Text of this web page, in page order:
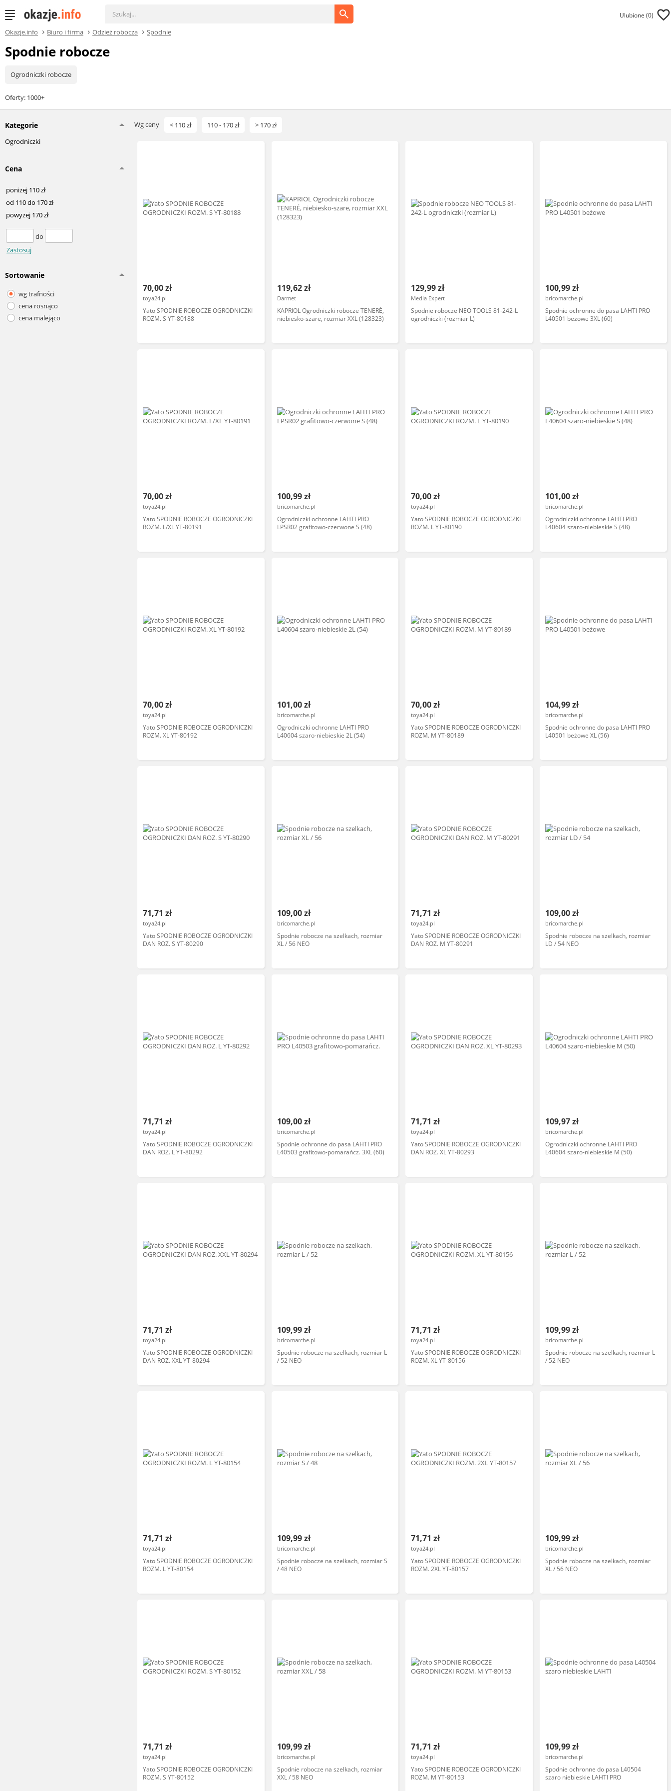
Ulubione (0)
Okazje.info Biuro i firma Odzież robocza Spodnie
Spodnie robocze
Ogrodniczki robocze
Oferty: 1000+
Kategorie
Ogrodniczki
Cena
poniżej 110 zł
od 110 do 170 zł
powyżej 170 zł
do
Zastosuj
Sortowanie
wg trafności
cena rosnąco
cena malejąco
Wg ceny < 110 zł 110 - 170 zł > 170 zł
70,00 zł
toya24.pl
Yato SPODNIE ROBOCZE OGRODNICZKI
ROZM. S YT-80188
119,62 zł
Darmet
KAPRIOL Ogrodniczki robocze TENERÉ,
niebiesko-szare, rozmiar XXL (128323)
129,99 zł
Media Expert
Spodnie robocze NEO TOOLS 81-242-L
ogrodniczki (rozmiar L)
100,99 zł
bricomarche.pl
Spodnie ochronne do pasa LAHTI PRO
L40501 beżowe 3XL (60)
70,00 zł
toya24.pl
Yato SPODNIE ROBOCZE OGRODNICZKI
ROZM. L/XL YT-80191
100,99 zł
bricomarche.pl
Ogrodniczki ochronne LAHTI PRO
LPSR02 grafitowo-czerwone S (48)
70,00 zł
toya24.pl
Yato SPODNIE ROBOCZE OGRODNICZKI
ROZM. L YT-80190
101,00 zł
bricomarche.pl
Ogrodniczki ochronne LAHTI PRO
L40604 szaro-niebieskie S (48)
70,00 zł
toya24.pl
Yato SPODNIE ROBOCZE OGRODNICZKI
ROZM. XL YT-80192
101,00 zł
bricomarche.pl
Ogrodniczki ochronne LAHTI PRO
L40604 szaro-niebieskie 2L (54)
70,00 zł
toya24.pl
Yato SPODNIE ROBOCZE OGRODNICZKI
ROZM. M YT-80189
104,99 zł
bricomarche.pl
Spodnie ochronne do pasa LAHTI PRO
L40501 beżowe XL (56)
71,71 zł
toya24.pl
Yato SPODNIE ROBOCZE OGRODNICZKI
DAN ROZ. S YT-80290
109,00 zł
bricomarche.pl
Spodnie robocze na szelkach, rozmiar
XL / 56 NEO
71,71 zł
toya24.pl
Yato SPODNIE ROBOCZE OGRODNICZKI
DAN ROZ. M YT-80291
109,00 zł
bricomarche.pl
Spodnie robocze na szelkach, rozmiar
LD / 54 NEO
71,71 zł
toya24.pl
Yato SPODNIE ROBOCZE OGRODNICZKI
DAN ROZ. L YT-80292
109,00 zł
bricomarche.pl
Spodnie ochronne do pasa LAHTI PRO
L40503 grafitowo-pomarańcz. 3XL (60)
71,71 zł
toya24.pl
Yato SPODNIE ROBOCZE OGRODNICZKI
DAN ROZ. XL YT-80293
109,97 zł
bricomarche.pl
Ogrodniczki ochronne LAHTI PRO
L40604 szaro-niebieskie M (50)
71,71 zł
toya24.pl
Yato SPODNIE ROBOCZE OGRODNICZKI
DAN ROZ. XXL YT-80294
109,99 zł
bricomarche.pl
Spodnie robocze na szelkach, rozmiar L
/ 52 NEO
71,71 zł
toya24.pl
Yato SPODNIE ROBOCZE OGRODNICZKI
ROZM. XL YT-80156
109,99 zł
bricomarche.pl
Spodnie robocze na szelkach, rozmiar L
/ 52 NEO
71,71 zł
toya24.pl
Yato SPODNIE ROBOCZE OGRODNICZKI
ROZM. L YT-80154
109,99 zł
bricomarche.pl
Spodnie robocze na szelkach, rozmiar S
/ 48 NEO
71,71 zł
toya24.pl
Yato SPODNIE ROBOCZE OGRODNICZKI
ROZM. 2XL YT-80157
109,99 zł
bricomarche.pl
Spodnie robocze na szelkach, rozmiar
XL / 56 NEO
71,71 zł
toya24.pl
Yato SPODNIE ROBOCZE OGRODNICZKI
ROZM. S YT-80152
109,99 zł
bricomarche.pl
Spodnie robocze na szelkach, rozmiar
XXL / 58 NEO
71,71 zł
toya24.pl
Yato SPODNIE ROBOCZE OGRODNICZKI
ROZM. M YT-80153
109,99 zł
bricomarche.pl
Spodnie ochronne do pasa L40504
szaro niebieskie LAHTI PRO